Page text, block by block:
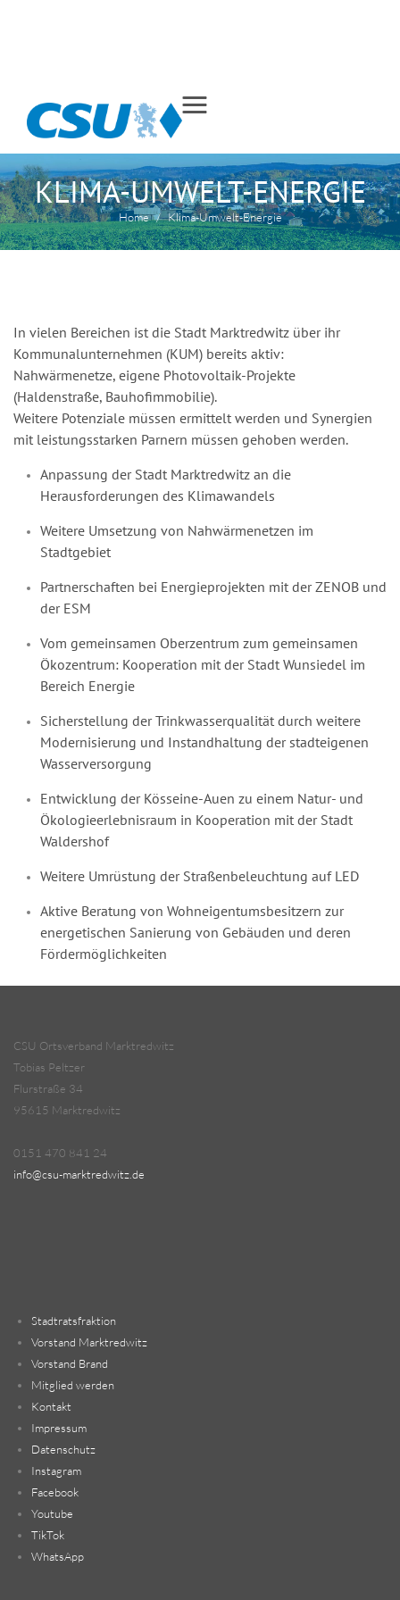
Menu
KLIMA-UMWELT-ENERGIE
Home / Klima-Umwelt-Energie
In vielen Bereichen ist die Stadt Marktredwitz über ihr
Kommunalunternehmen (KUM) bereits aktiv:
Nahwärmenetze, eigene Photovoltaik-Projekte
(Haldenstraße, Bauhofimmobilie).
Weitere Potenziale müssen ermittelt werden und Synergien
mit leistungsstarken Parnern müssen gehoben werden.
Anpassung der Stadt Marktredwitz an die
Herausforderungen des Klimawandels
Weitere Umsetzung von Nahwärmenetzen im
Stadtgebiet
Partnerschaften bei Energieprojekten mit der ZENOB und
der ESM
Vom gemeinsamen Oberzentrum zum gemeinsamen
Ökozentrum: Kooperation mit der Stadt Wunsiedel im
Bereich Energie
Sicherstellung der Trinkwasserqualität durch weitere
Modernisierung und Instandhaltung der stadteigenen
Wasserversorgung
Entwicklung der Kösseine-Auen zu einem Natur- und
Ökologieerlebnisraum in Kooperation mit der Stadt
Waldershof
Weitere Umrüstung der Straßenbeleuchtung auf LED
Aktive Beratung von Wohneigentumsbesitzern zur
energetischen Sanierung von Gebäuden und deren
Fördermöglichkeiten
CSU Ortsverband Marktredwitz
Tobias Peltzer
Flurstraße 34
95615 Marktredwitz
0151 470 841 24
info@csu-marktredwitz.de
Stadtratsfraktion
Vorstand Marktredwitz
Vorstand Brand
Mitglied werden
Kontakt
Impressum
Datenschutz
Instagram
Facebook
Youtube
TikTok
WhatsApp